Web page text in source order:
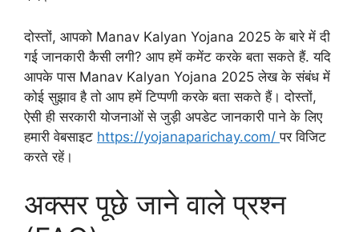
दोस्तों, आपको Manav Kalyan Yojana 2025 के बारे में दी
गई जानकारी कैसी लगी? आप हमें कमेंट करके बता सकते हैं. यदि
आपके पास Manav Kalyan Yojana 2025 लेख के संबंध में
कोई सुझाव है तो आप हमें टिप्पणी करके बता सकते हैं। दोस्तों,
ऐसी ही सरकारी योजनाओं से जुड़ी अपडेट जानकारी पाने के लिए
हमारी वेबसाइट https://yojanaparichay.com/पर विजिट
करते रहें।
अक्सर पूछे जाने वाले प्रश्न